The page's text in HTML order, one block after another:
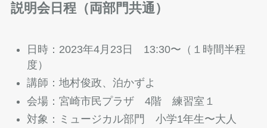
説明会日程（両部門共通）
日時：2023年4月23日 13:30〜（１時間半程
度）
講師：地村俊政、泊かずよ
会場：宮崎市民プラザ 4階 練習室１
対象：ミュージカル部門 小学1年生〜大人